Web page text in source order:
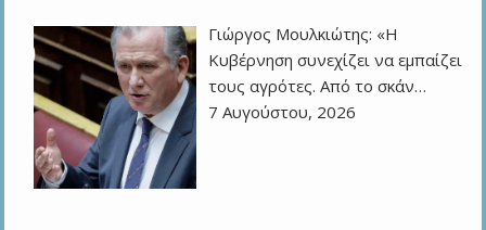
Γιώργος Μουλκιώτης: «Η
Κυβέρνηση συνεχίζει να εμπαίζει
τους αγρότες. Από το σκάν…
7 Αυγούστου, 2026